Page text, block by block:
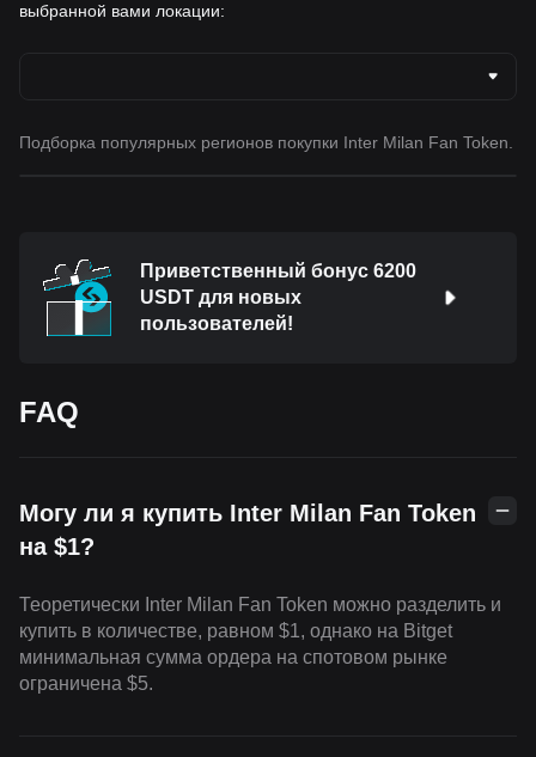
выбранной вами локации:
Подборка популярных регионов покупки Inter Milan Fan Token.
Приветственный бонус 6200
USDT для новых
пользователей!
FAQ
Могу ли я купить Inter Milan Fan Token
на $1?
Теоретически Inter Milan Fan Token можно разделить и
купить в количестве, равном $1, однако на Bitget
минимальная сумма ордера на спотовом рынке
ограничена $5.